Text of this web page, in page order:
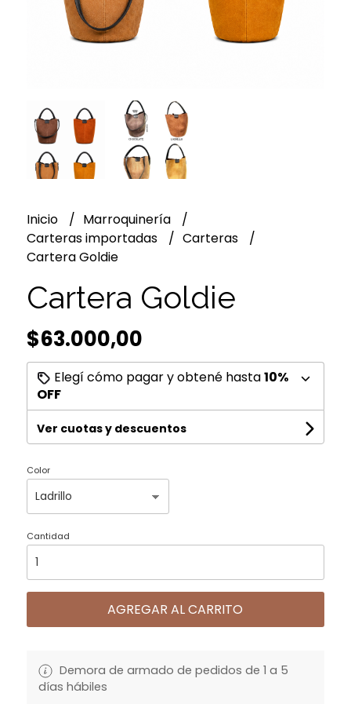
Inicio
Marroquinería
Carteras importadas
Carteras
Cartera Goldie
Cartera Goldie
$63.000,00
Elegí cómo pagar y obtené hasta10%
OFF
Ver cuotas y descuentos
Color
Cantidad
AGREGAR AL CARRITO
Demora de armado de pedidos de 1 a 5
días hábiles